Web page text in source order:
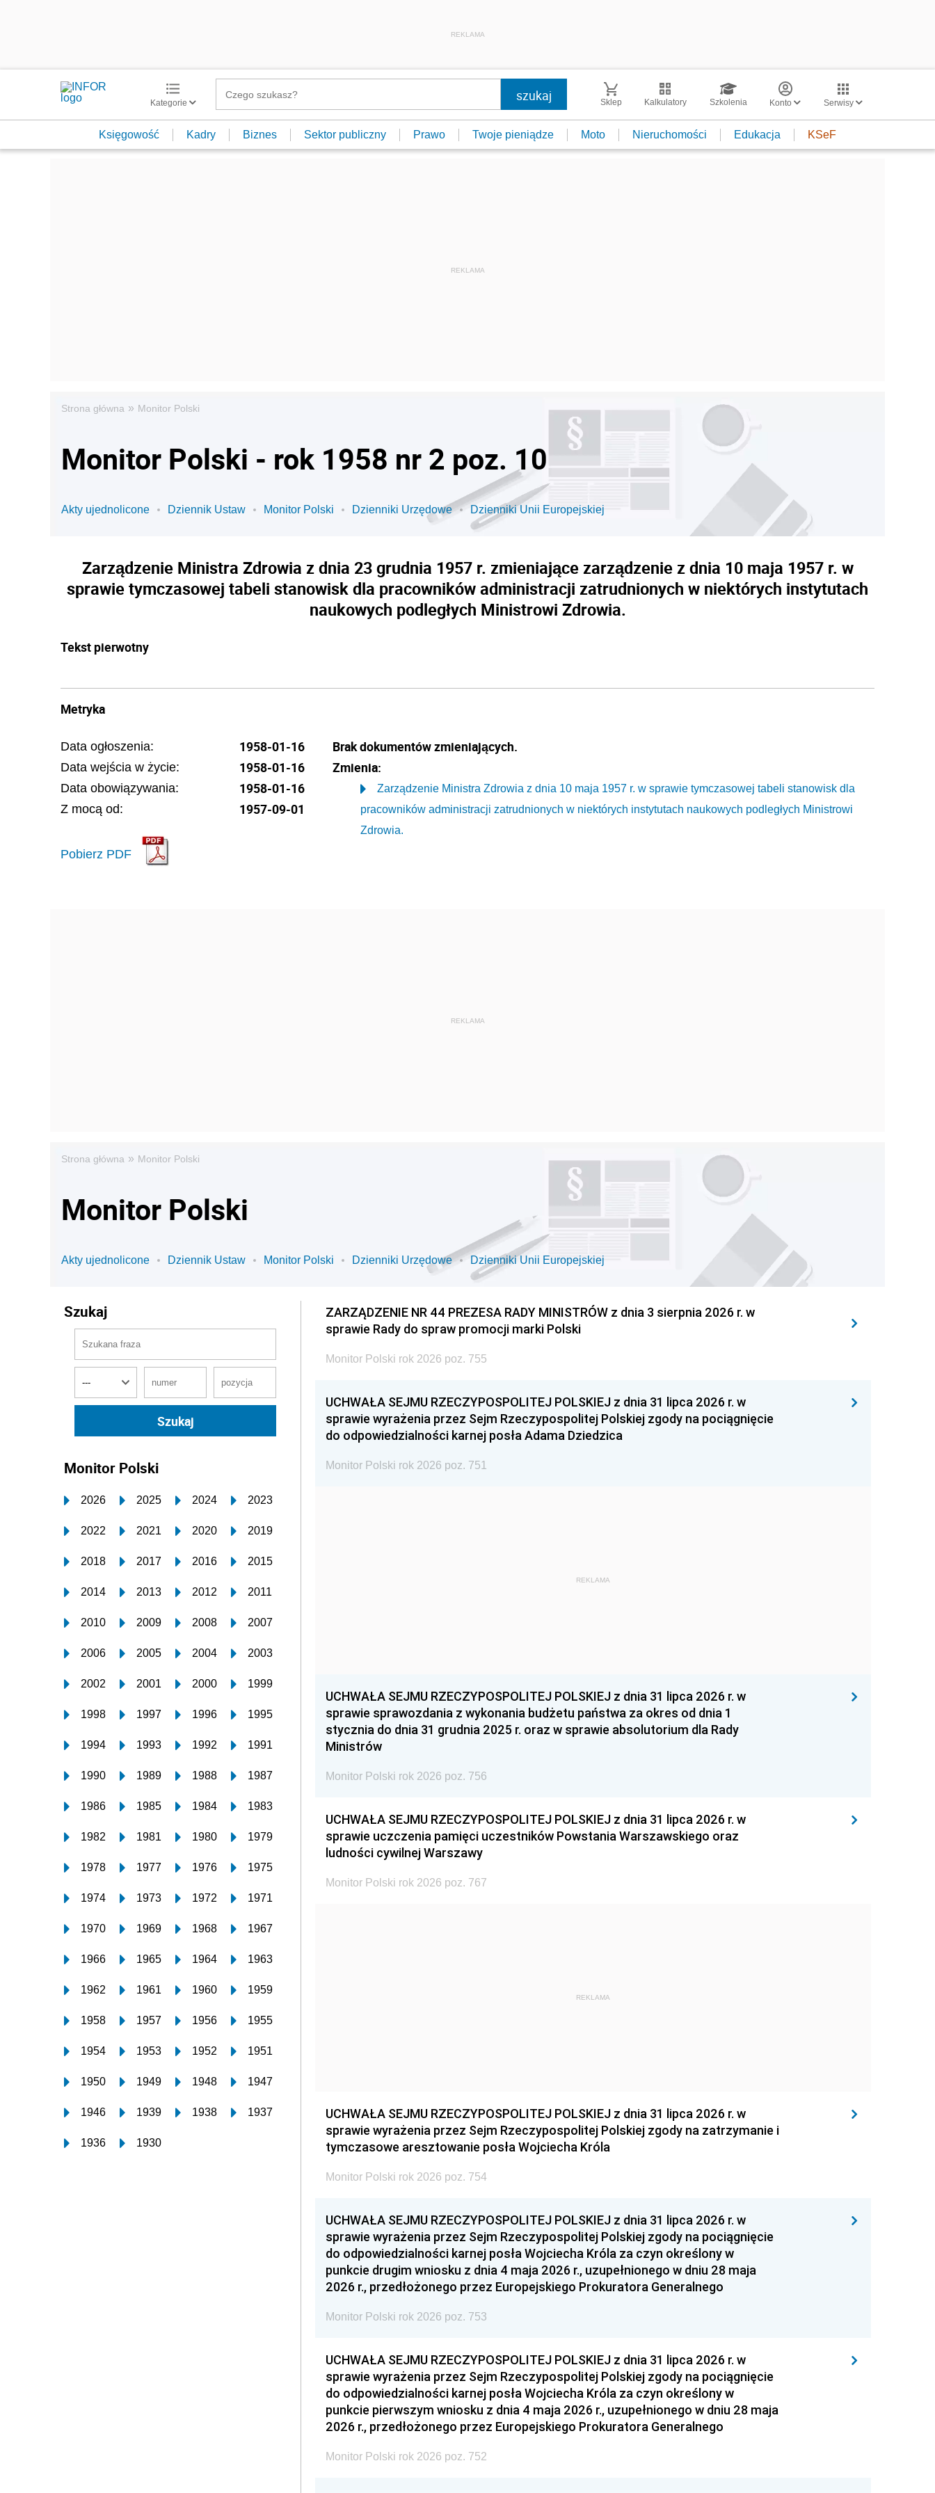
REKLAMA
Kategorie Sklep Kalkulatory Szkolenia Konto Serwisy
Księgowość Kadry Biznes Sektor publiczny Prawo Twoje pieniądze Moto Nieruchomości Edukacja KSeF
Strona główna » Monitor Polski
Monitor Polski - rok 1958 nr 2 poz. 10
Akty ujednolicone Dziennik Ustaw Monitor Polski Dzienniki Urzędowe Dzienniki Unii Europejskiej
Zarządzenie Ministra Zdrowia z dnia 23 grudnia 1957 r. zmieniające zarządzenie z dnia 10 maja 1957 r. w
sprawie tymczasowej tabeli stanowisk dla pracowników administracji zatrudnionych w niektórych instytutach
naukowych podległych Ministrowi Zdrowia.
Tekst pierwotny
Metryka
Data ogłoszenia: 1958-01-16
Data wejścia w życie: 1958-01-16
Data obowiązywania: 1958-01-16
Z mocą od: 1957-09-01
Pobierz PDF
Brak dokumentów zmieniających.
Zmienia:
Zarządzenie Ministra Zdrowia z dnia 10 maja 1957 r. w sprawie tymczasowej tabeli stanowisk dla
pracowników administracji zatrudnionych w niektórych instytutach naukowych podległych Ministrowi
Zdrowia.
Strona główna » Monitor Polski
Monitor Polski
Akty ujednolicone Dziennik Ustaw Monitor Polski Dzienniki Urzędowe Dzienniki Unii Europejskiej
Szukaj
Monitor Polski
2026 2025 2024 2023
2022 2021 2020 2019
2018 2017 2016 2015
2014 2013 2012 2011
2010 2009 2008 2007
2006 2005 2004 2003
2002 2001 2000 1999
1998 1997 1996 1995
1994 1993 1992 1991
1990 1989 1988 1987
1986 1985 1984 1983
1982 1981 1980 1979
1978 1977 1976 1975
1974 1973 1972 1971
1970 1969 1968 1967
1966 1965 1964 1963
1962 1961 1960 1959
1958 1957 1956 1955
1954 1953 1952 1951
1950 1949 1948 1947
1946 1939 1938 1937
1936 1930
ZARZĄDZENIE NR 44 PREZESA RADY MINISTRÓW z dnia 3 sierpnia 2026 r. w
sprawie Rady do spraw promocji marki Polski
Monitor Polski rok 2026 poz. 755
UCHWAŁA SEJMU RZECZYPOSPOLITEJ POLSKIEJ z dnia 31 lipca 2026 r. w
sprawie wyrażenia przez Sejm Rzeczypospolitej Polskiej zgody na pociągnięcie
do odpowiedzialności karnej posła Adama Dziedzica
Monitor Polski rok 2026 poz. 751
REKLAMA
UCHWAŁA SEJMU RZECZYPOSPOLITEJ POLSKIEJ z dnia 31 lipca 2026 r. w
sprawie sprawozdania z wykonania budżetu państwa za okres od dnia 1
stycznia do dnia 31 grudnia 2025 r. oraz w sprawie absolutorium dla Rady
Ministrów
Monitor Polski rok 2026 poz. 756
UCHWAŁA SEJMU RZECZYPOSPOLITEJ POLSKIEJ z dnia 31 lipca 2026 r. w
sprawie uczczenia pamięci uczestników Powstania Warszawskiego oraz
ludności cywilnej Warszawy
Monitor Polski rok 2026 poz. 767
REKLAMA
UCHWAŁA SEJMU RZECZYPOSPOLITEJ POLSKIEJ z dnia 31 lipca 2026 r. w
sprawie wyrażenia przez Sejm Rzeczypospolitej Polskiej zgody na zatrzymanie i
tymczasowe aresztowanie posła Wojciecha Króla
Monitor Polski rok 2026 poz. 754
UCHWAŁA SEJMU RZECZYPOSPOLITEJ POLSKIEJ z dnia 31 lipca 2026 r. w
sprawie wyrażenia przez Sejm Rzeczypospolitej Polskiej zgody na pociągnięcie
do odpowiedzialności karnej posła Wojciecha Króla za czyn określony w
punkcie drugim wniosku z dnia 4 maja 2026 r., uzupełnionego w dniu 28 maja
2026 r., przedłożonego przez Europejskiego Prokuratora Generalnego
Monitor Polski rok 2026 poz. 753
UCHWAŁA SEJMU RZECZYPOSPOLITEJ POLSKIEJ z dnia 31 lipca 2026 r. w
sprawie wyrażenia przez Sejm Rzeczypospolitej Polskiej zgody na pociągnięcie
do odpowiedzialności karnej posła Wojciecha Króla za czyn określony w
punkcie pierwszym wniosku z dnia 4 maja 2026 r., uzupełnionego w dniu 28 maja
2026 r., przedłożonego przez Europejskiego Prokuratora Generalnego
Monitor Polski rok 2026 poz. 752